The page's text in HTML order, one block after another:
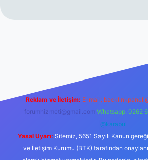
Reklam ve İletişim: E-mail:
forumhizmeti@gmail.com Whatsapp: 0262
@karabul
Yasal Uyarı: Sitemiz, 5651 Sayılı Kanun
ve İletişim Kurumu (BTK) tarafından